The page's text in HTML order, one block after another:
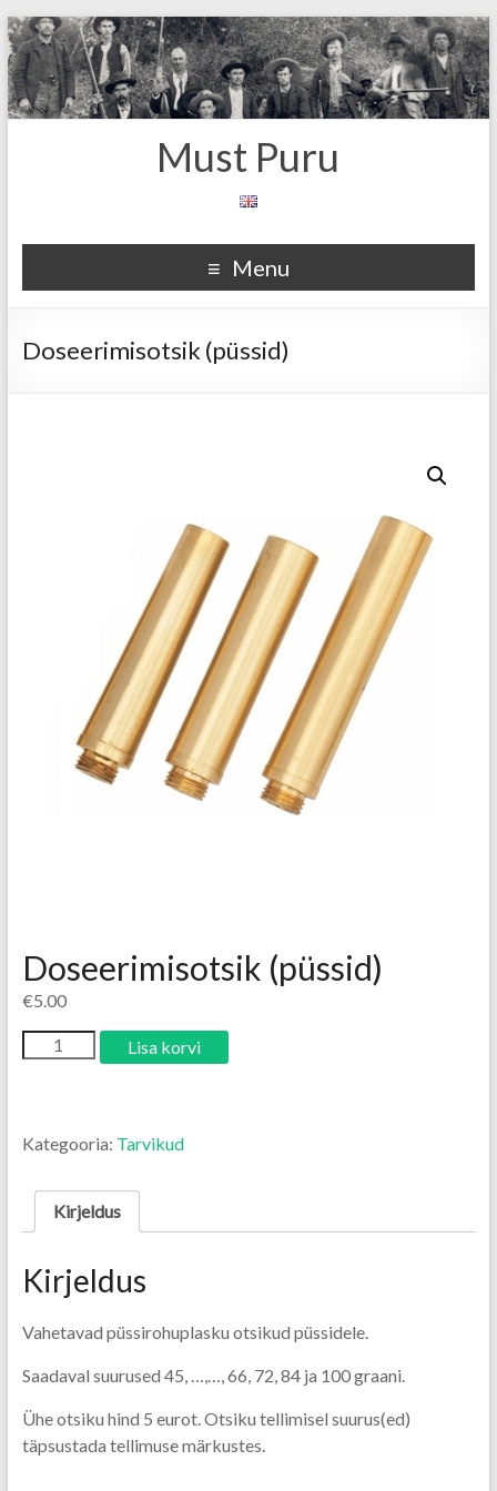
Must Puru
Menu
Doseerimisotsik (püssid)
Doseerimisotsik (püssid)
€5.00
Lisa korvi
Kategooria: Tarvikud
Kirjeldus
Kirjeldus
Vahetavad püssirohuplasku otsikud püssidele.
Saadaval suurused 45, …,…, 66, 72, 84 ja 100 graani.
Ühe otsiku hind 5 eurot. Otsiku tellimisel suurus(ed)
täpsustada tellimuse märkustes.